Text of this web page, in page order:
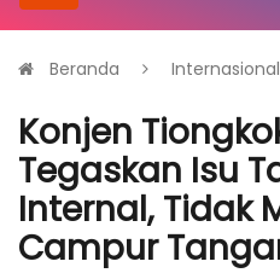
Beranda Internasional
Konjen
Tegaskan Isu
Internal, Tidak
Campur